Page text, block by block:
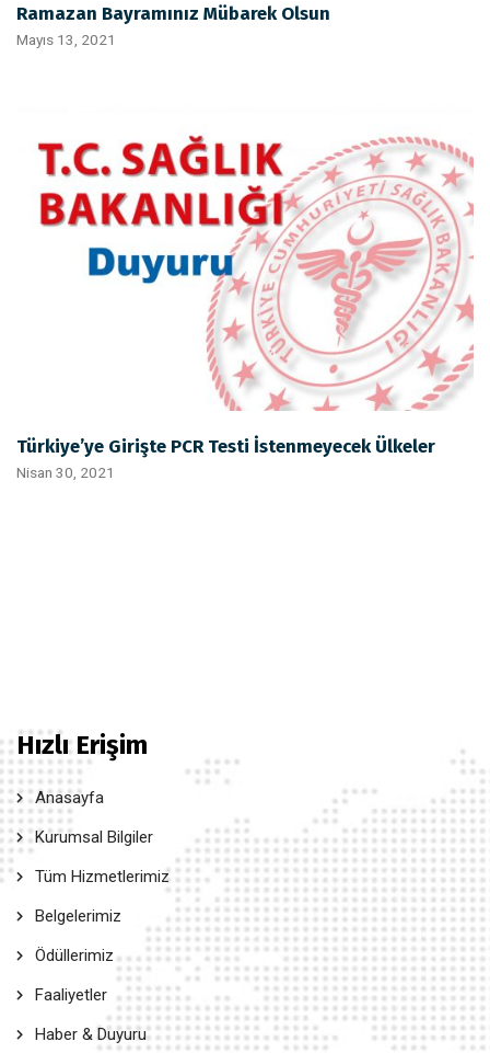
Ramazan Bayramınız Mübarek Olsun
Mayıs 13, 2021
Türkiye’ye Girişte PCR Testi İstenmeyecek Ülkeler
Nisan 30, 2021
Hızlı Erişim
Anasayfa
Kurumsal Bilgiler
Tüm Hizmetlerimiz
Belgelerimiz
Ödüllerimiz
Faaliyetler
Haber & Duyuru